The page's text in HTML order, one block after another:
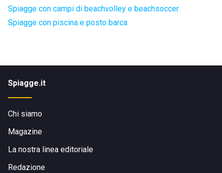
Spiagge con campi di beachvolley e beachsoccer
Spiagge con piscina e posto barca
Spiagge.it
Chi siamo
Magazine
La nostra linea editoriale
Redazione